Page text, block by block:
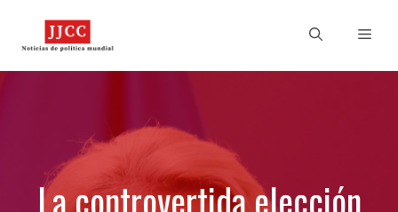
La controvertida elección